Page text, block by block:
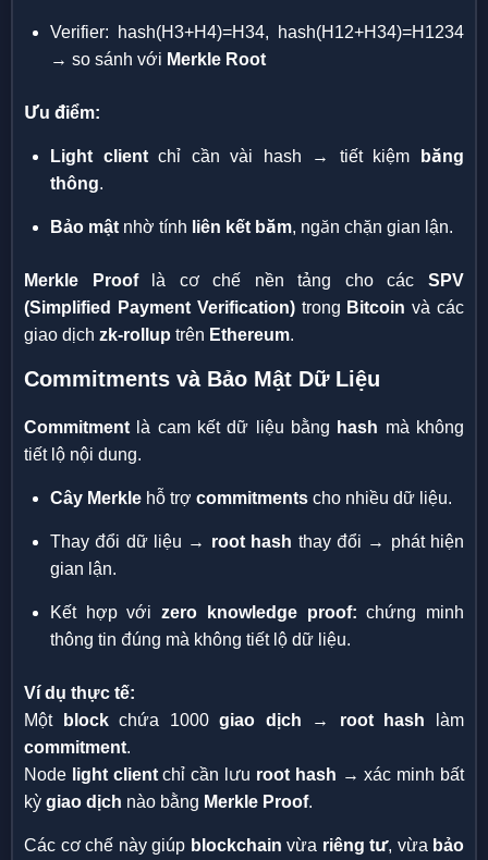
Verifier: hash(H3+H4)=H34, hash(H12+H34)=H1234
→ so sánh với Merkle Root
Ưu điểm:
Light clientchỉ cần vài hash → tiết kiệm
băng
thông.
Bảo mật nhờ tính liên kết băm, ngăn chặn gian lận.
Merkle Prooflà cơ chế nền tảng cho cácSPV
(Simplified Payment Verification)trong Bitcoin và các
giao dịch zk-rollup trên Ethereum.
Commitments và Bảo Mật Dữ Liệu
Commitment là cam kết dữ liệu bằng hash mà không
tiết lộ nội dung.
Cây Merkle hỗ trợ commitments cho nhiều dữ liệu.
Thay đổi dữ liệu → root hash thay đổi → phát hiện
gian lận.
Kết hợp vớizero knowledge proof: chứng minh
thông tin đúng mà không tiết lộ dữ liệu.
Ví dụ thực tế:
Một
blockchứa 1000giao dịch → root hash làm
commitment.
Node light clientchỉ cần lưu root hash → xác minh bất
kỳ giao dịch nào bằng Merkle Proof.
Các cơ chế này giúp blockchain vừa riêng tư, vừa bảo